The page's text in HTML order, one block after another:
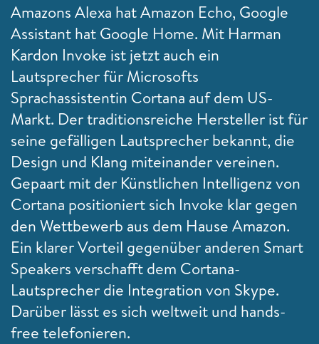
Amazons Alexa hat Amazon Echo, Google
Assistant hat Google Home. Mit Harman
Kardon Invoke ist jetzt auch ein
Lautsprecher für Microsofts
Sprachassistentin Cortana auf dem US-
Markt. Der traditionsreiche Hersteller ist für
seine gefälligen Lautsprecher bekannt, die
Design und Klang miteinander vereinen.
Gepaart mit der Künstlichen Intelligenz von
Cortana positioniert sich Invoke klar gegen
den Wettbewerb aus dem Hause Amazon.
Ein klarer Vorteil gegenüber anderen Smart
Speakers verschafft dem Cortana-
Lautsprecher die Integration von Skype.
Darüber lässt es sich weltweit und hands-
free telefonieren.